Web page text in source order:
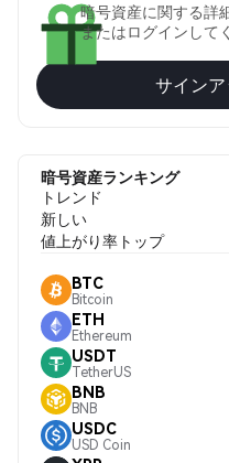
暗号資産に関する詳
またはログインして
サイン
暗号資産ランキング
トレンド
新しい
値上がり率トップ
BTC
Bitcoin
ETH
Ethereum
USDT
TetherUS
BNB
BNB
USDC
USD Coin